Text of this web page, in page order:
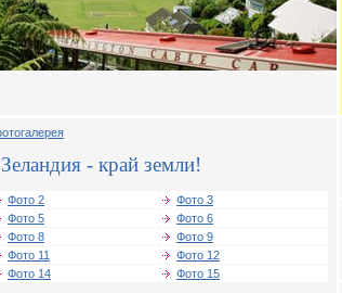
- край земли!
Фото 2
Фото 3
Фото 5
Фото 6
Фото 8
Фото 9
Фото 11
Фото 12
Фото 14 Фото 15